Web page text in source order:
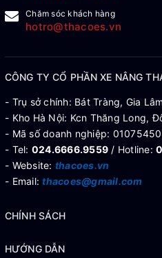
Chăm sóc khách hàng
hotro@thacoes.vn
CÔNG TY CỔ PHẦN XE NÂNG
- Trụ sở chính: Bát Tràng, Gia
- Kho Hà Nội: Kcn Thăng Long,
- Mã số doanh nghiệp:
- Tel: 024.6666.9559 / Hotline:
- Website: thacoes.vn
- Email:thacoes@gmail.com
CHÍNH SÁCH
HƯỚNG DẪN